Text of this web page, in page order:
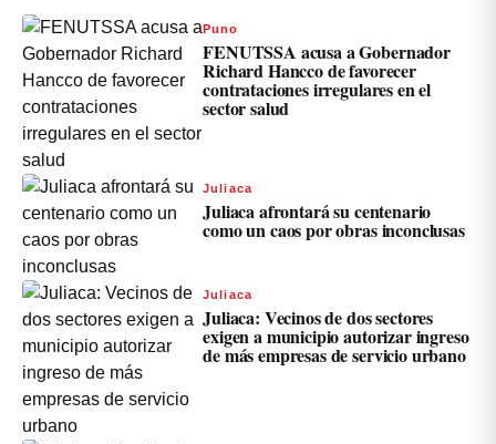
Puno
FENUTSSA acusa a Gobernador
Richard Hancco de favorecer
contrataciones irregulares en el
sector salud
Juliaca
Juliaca afrontará su centenario
como un caos por obras inconclusas
Juliaca
Juliaca: Vecinos de dos sectores
exigen a municipio autorizar ingreso
de más empresas de servicio urbano